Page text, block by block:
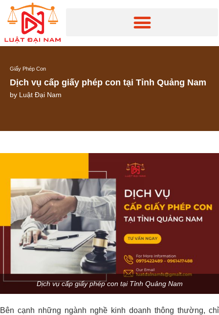
Giấy Phép Con
Dịch vụ cấp giấy phép con tại Tỉnh Quảng Nam
by Luật Đại Nam
Dịch vụ cấp giấy phép con tại Tỉnh Quảng Nam
Bên cạnh những ngành nghề kinh doanh thông thường, chỉ